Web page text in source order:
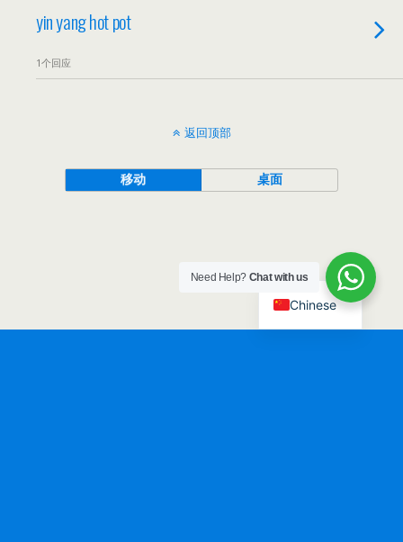
yin yang hot pot
1个回应
返回顶部
移动 桌面
Need Help? Chat with us
Chinese